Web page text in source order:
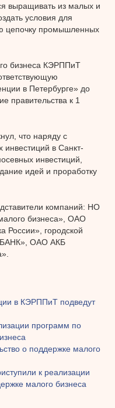
выращивать из малых и
условия для
цепочку промышленных
бизнеса КЭРППиТ
в Петербурге» до
правительства к 1
что наряду с
в Санкт-
инвестиций,
идей и проработку
компаний: НО
бизнеса», ОАО
России», городской
ОАО АКБ
в КЭРППиТ подведут
программ по
о поддержке малого
к реализации
малого бизнеса